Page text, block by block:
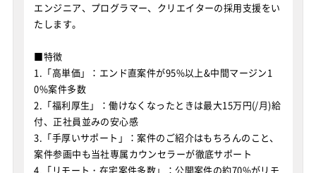
エンジニア、プログラマー、クリエイターの採用支援をい
たします。
■特徴
1.「高単価」：エンド直案件が95%以上&中間マージン1
0%案件多数
2.「福利厚生」：働けなくなったときは最大15万円(/月)給
付、正社員並みの安心感
3.「手厚いサポート」：案件のご紹介はもちろんのこと、
案件参画中も当社専属カウンセラーが徹底サポート
4.「リモート・在宅案件多数」：公開案件の約70%がリモ